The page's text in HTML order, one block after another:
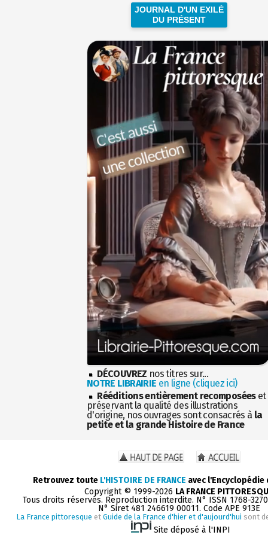
JOURNAL D'UN EXILÉ
DU PRÉSENT
DÉCOUVREZ nos titres sur...
NOTRE LIBRAIRIE en ligne (cliquez ici)
Rééditions entièrement recomposéeset
préservant la qualité des illustrations
d'origine, nos ouvrages sont consacrés à la
petite et la grande Histoire de France
Retrouvez toute L'HISTOIRE DE FRANCE avec
Copyright © 1999-2026 LA FRANCE
Tous droits réservés. Reproduction interdite. N° ISSN 1768-
N° Siret 481 246619 00011. Code APE 913E
La France pittoresque et Guide de la France d'hier et d'aujourd'hui sont
Site déposé à l'INPI